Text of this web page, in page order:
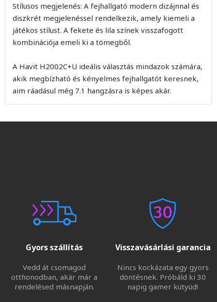
Stílusos megjelenés: A fejhallgató modern dizájnnal és
diszkrét megjelenéssel rendelkezik, amely kiemeli a
játékos stílust. A fekete és lila színek visszafogott
kombinációja emeli ki a tömegből.
A Havit H2002C+U ideális választás mindazok számára,
akik megbízható és kényelmes fejhallgatót keresnek,
aim ráadásul még 7.1 hangzásra is képes akár.
Gyors szállítás
Vedd át csomagod
otthonodban, akár már a
rendelésed másnapján.
Visszavásárlási garancia
Nincs kockázata egy gyors
döntésnek. Próbáld ki 30
napig gamer kütyüd!